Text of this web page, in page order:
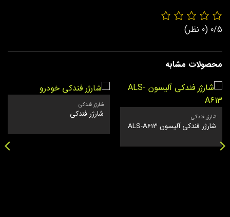
0/5 (0 نظر)
محصولات مشابه
شارژر فندکی
شارژر فندکی آلیسون ALS-A613
شارژر فندکی
شارژر فندکی